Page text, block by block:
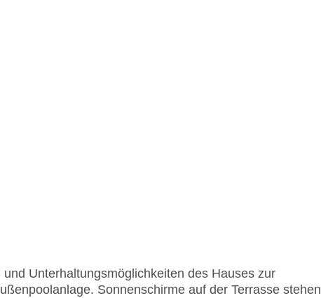
Unterhaltungsmöglichkeiten des Hauses zur
Sonnenschirme auf der Terrasse stehen